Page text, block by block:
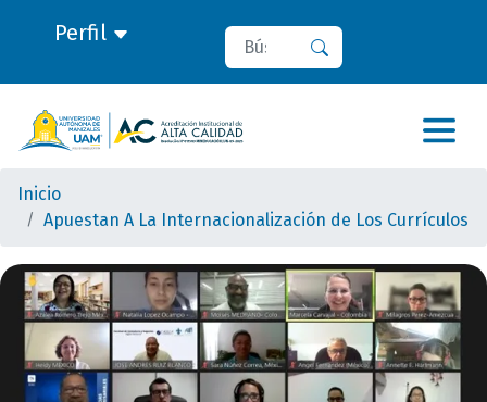
Perfil Buscar
Inicio
Apuestan A La Internacionalización de Los Currículos